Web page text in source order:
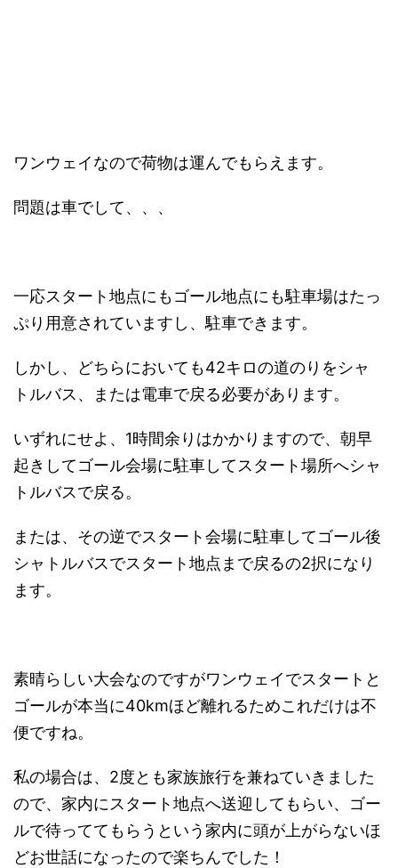
ワンウェイなので荷物は運んでもらえます。
問題は車でして、、、
一応スタート地点にもゴール地点にも駐車場はたっ
ぷり用意されていますし、駐車できます。
しかし、どちらにおいても42キロの道のりをシャ
トルバス、または電車で戻る必要があります。
いずれにせよ、1時間余りはかかりますので、朝早
起きしてゴール会場に駐車してスタート場所へシャ
トルバスで戻る。
または、その逆でスタート会場に駐車してゴール後
シャトルバスでスタート地点まで戻るの2択になり
ます。
素晴らしい大会なのですがワンウェイでスタートと
ゴールが本当に40kmほど離れるためこれだけは不
便ですね。
私の場合は、2度とも家族旅行を兼ねていきました
ので、家内にスタート地点へ送迎してもらい、ゴー
ルで待っててもらうという家内に頭が上がらないほ
どお世話になったので楽ちんでした！